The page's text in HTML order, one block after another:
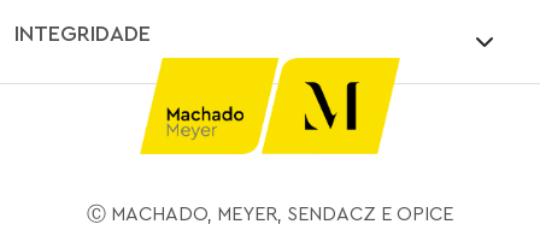
INTEGRIDADE
Ⓒ MACHADO, MEYER, SENDACZ E OPICE